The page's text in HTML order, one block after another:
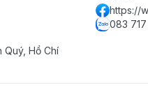
Quý, Hồ Chí
https://
083 717